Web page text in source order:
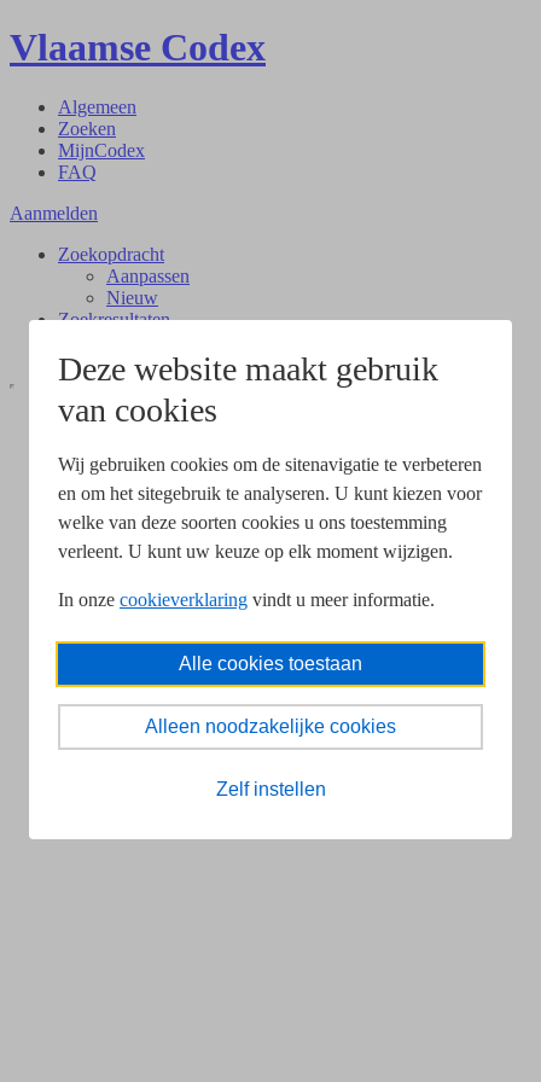
Deze website maakt gebruik
van cookies
Wij gebruiken cookies om de sitenavigatie te verbeteren
en om het sitegebruik te analyseren. U kunt kiezen voor
welke van deze soorten cookies u ons toestemming
verleent. U kunt uw keuze op elk moment wijzigen.
In onze cookieverklaring vindt u meer informatie.
Alle cookies toestaan
Alleen noodzakelijke cookies
Zelf instellen
Vlaamse Codex
Algemeen
Zoeken
MijnCodex
FAQ
Aanmelden
Zoekopdracht
Aanpassen
Nieuw
Zoekresultaten